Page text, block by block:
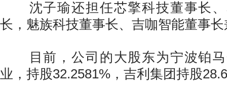
沈子瑜还担任芯擎科技董事长、
长，魅族科技董事长、吉咖智能董事
目前，公司的大股东为宁波铂马
业，持股32.2581%，吉利集团持股